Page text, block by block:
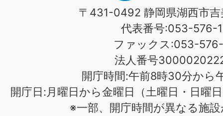
〒431-0492 静岡県湖西市
代表番号:053-576-
ファックス:053-576-
法人番号
開庁時間:午前8時30分から
開庁日:月曜日から金曜日（土曜日・日曜
※一部、開庁時間が異なる施